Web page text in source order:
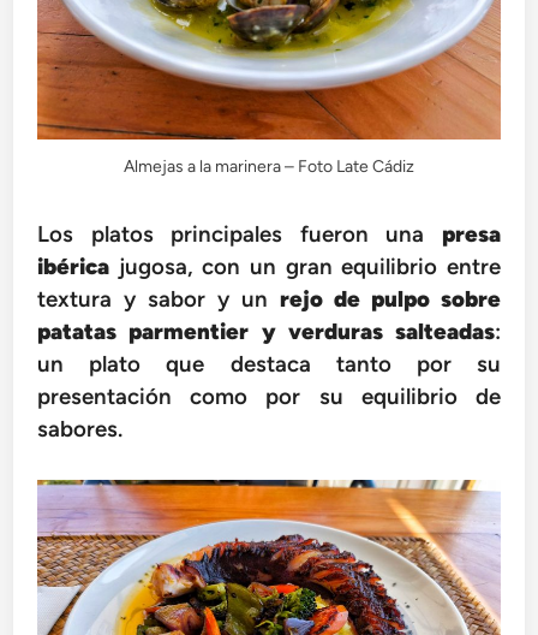
Almejas a la marinera – Foto Late Cádiz
Los platos principales fueron una presa
ibérica jugosa, con un gran equilibrio entre
textura y sabor y un rejo de pulpo sobre
patatas parmentier y verduras salteadas:
un plato que destaca tanto por su
presentación como por su equilibrio de
sabores.